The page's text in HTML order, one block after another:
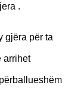
.
gjëra për ta
arrihet